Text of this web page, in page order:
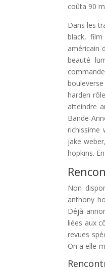
coûta 90
Dans les
black,
américain
beauté
harden
atteindre
Bande-
richissime
jake
hopkins. En.
Non
anthony
Déjà
liées aux
revues
On a elle-